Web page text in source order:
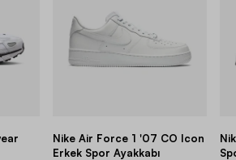
Nike Air Force 1 '07 CO Icon
Erkek Spor Ayakkabı